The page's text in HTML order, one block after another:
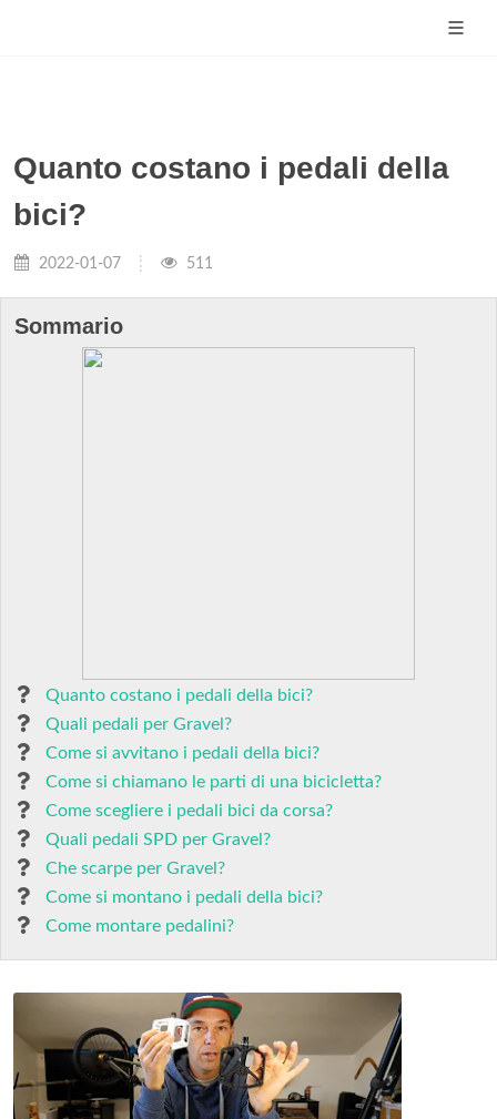
Quanto costano i pedali della
bici?
2022-01-07 511
Sommario
Quanto costano i pedali della bici?
Quali pedali per Gravel?
Come si avvitano i pedali della bici?
Come si chiamano le parti di una bicicletta?
Come scegliere i pedali bici da corsa?
Quali pedali SPD per Gravel?
Che scarpe per Gravel?
Come si montano i pedali della bici?
Come montare pedalini?